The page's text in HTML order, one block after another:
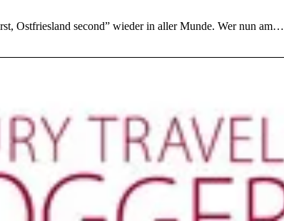
Ostfriesland second” wieder in aller Munde. Wer nun am…